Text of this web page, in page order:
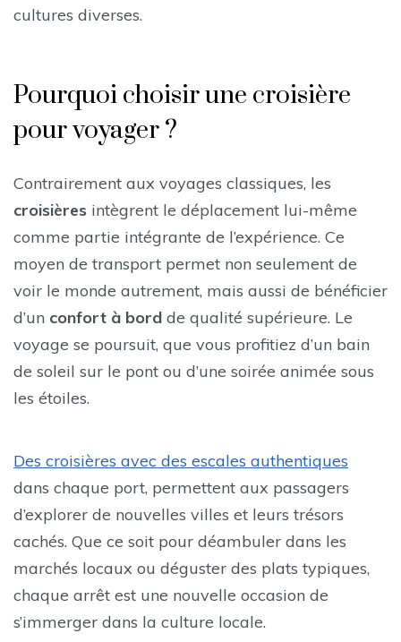
cultures diverses.
Pourquoi choisir une croisière
pour voyager ?
Contrairement aux voyages classiques, les
croisières intègrent le déplacement lui-même
comme partie intégrante de l’expérience. Ce
moyen de transport permet non seulement de
voir le monde autrement, mais aussi de bénéficier
d’un confort à bord de qualité supérieure. Le
voyage se poursuit, que vous profitiez d’un bain
de soleil sur le pont ou d’une soirée animée sous
les étoiles.
Des croisières avec des escales authentiques
dans chaque port, permettent aux passagers
d’explorer de nouvelles villes et leurs trésors
cachés. Que ce soit pour déambuler dans les
marchés locaux ou déguster des plats typiques,
chaque arrêt est une nouvelle occasion de
s’immerger dans la culture locale.